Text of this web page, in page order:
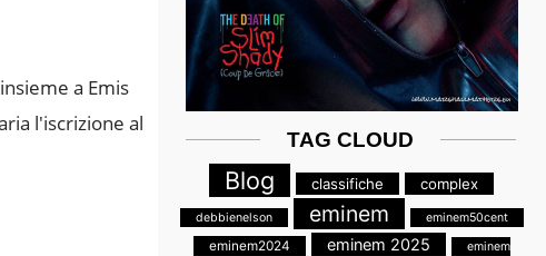
a Emis
l'iscrizione al
TAG CLOUD
Blog classifiche complex
debbienelson eminem eminem50cent
eminem2024 eminem 2025
eminem